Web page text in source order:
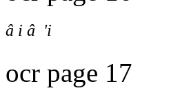
â i â 'i
ocr page 17